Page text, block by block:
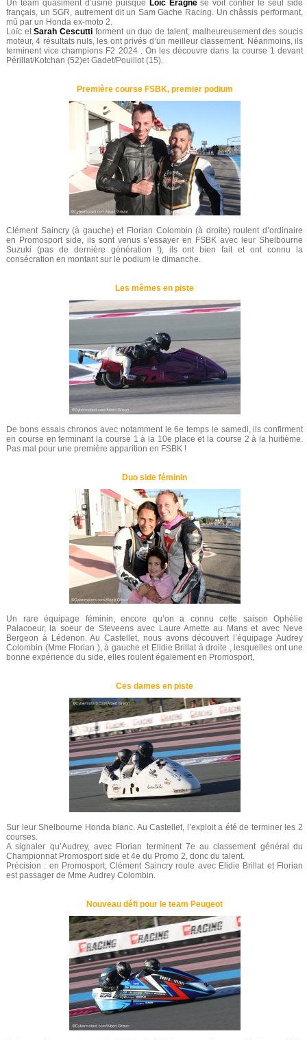
Un team quasiment d’usine puisque Loïc Eragnese voit confier le seul side
français, un SGR, autrement dit un Sam Gache Racing. Un châssis performant,
mû par un Honda ex-moto 2.
Loïc etSarah Cescutti forment un duo de talent, malheureusement des soucis
moteur, 4 résultats nuls, les ont privés d’un meilleur classement. Néanmoins, ils
terminent vice champions F2 2024 . On les découvre dans la course 1 devant
Périllat/Kotchan (52)et Gadet/Pouillot (15).
Première course FSBK, premier podium
Clément Saincry (à gauche) et Florian Colombin (à droite) roulent d’ordinaire
en Promosport side, ils sont venus s’essayer en FSBK avec leur Shelbourne
Suzuki (pas de dernière génération !), ils ont bien fait et ont connu la
consécration en montant sur le podium le dimanche.
Les mêmes en piste
De bons essais chronos avec notamment le 6e temps le samedi, ils confirment
en course en terminant la course 1 à la 10e place et la course 2 à la huitième.
Pas mal pour une première apparition en FSBK !
Duo side féminin
Un rare équipage féminin, encore qu’on a connu cette saison Ophélie
Palacoeur, la soeur de Steveens avec Laure Amette au Mans et avec Neve
Bergeon à Lédenon. Au Castellet, nous avons découvert l’équipage Audrey
Colombin (Mme Florian ), à gauche et Elidie Brillat à droite , lesquelles ont une
bonne expérience du side, elles roulent également en Promosport,
Ces dames en piste
Sur leur Shelbourne Honda blanc. Au Castellet, l’exploit a été de terminer les 2
courses.
A signaler qu’Audrey, avec Florian terminent 7e au classement général du
Championnat Promosport side et 4e du Promo 2, donc du talent.
Précision : en Promosport, Clément Saincry roule avec Elidie Brillat et Florian
est passager de Mme Audrey Colombin.
Nouveau défi pour le team Peugeot